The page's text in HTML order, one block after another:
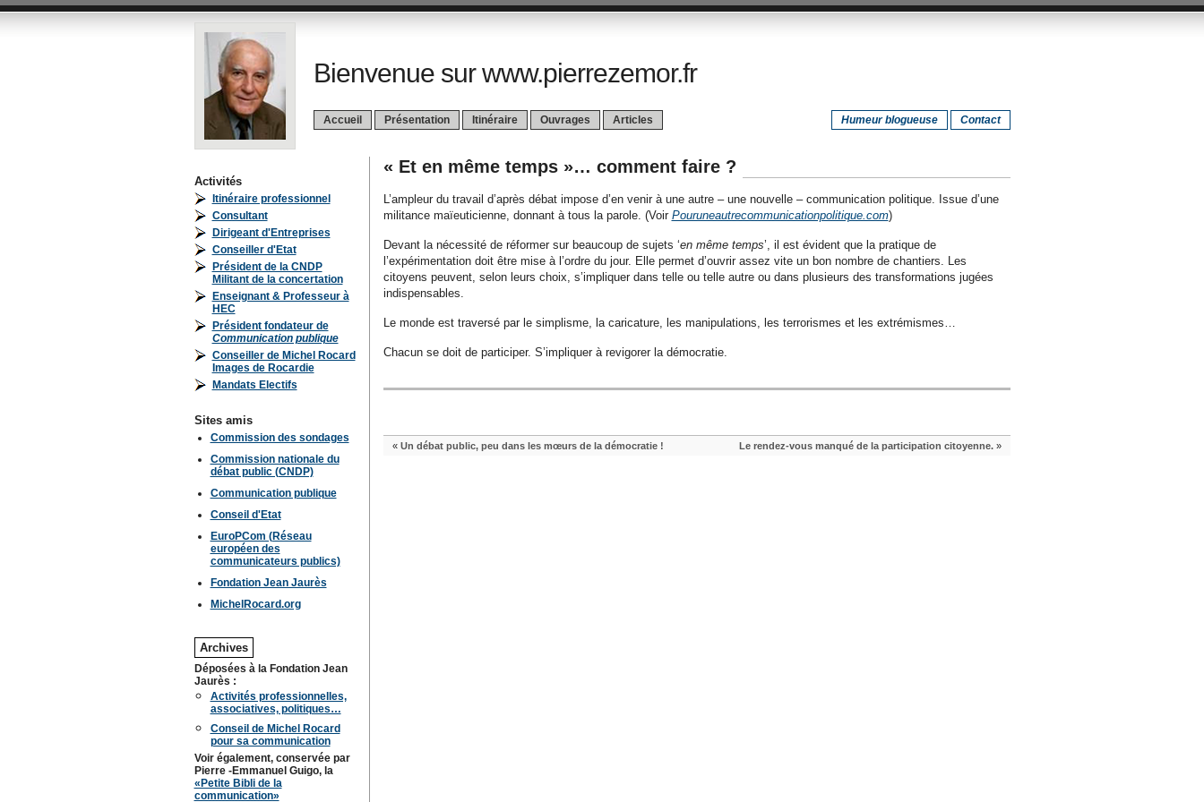
Bienvenue sur www.pierrezemor.fr
Accueil Présentation Itinéraire Ouvrages Articles Humeur blogueuse Contact
« Et en même temps »… comment faire ?
L’ampleur du travail d’après débat impose d’en venir à une autre – une nouvelle – communication politique. Issue d’une
militance maïeuticienne, donnant à tous la parole. (Voir Pouruneautrecommunicationpolitique.com)
Devant la nécessité de réformer sur beaucoup de sujets ‘en même temps’, il est évident que la pratique de
l’expérimentation doit être mise à l’ordre du jour. Elle permet d’ouvrir assez vite un bon nombre de chantiers. Les
citoyens peuvent, selon leurs choix, s’impliquer dans telle ou telle autre ou dans plusieurs des transformations jugées
indispensables.
Le monde est traversé par le simplisme, la caricature, les manipulations, les terrorismes et les extrémismes…
Chacun se doit de participer. S’impliquer à revigorer la démocratie.
« Un débat public, peu dans les mœurs de la démocratie ! Le rendez-vous manqué de la participation citoyenne.»
Activités
Itinéraire professionnel
Consultant
Dirigeant d'Entreprises
Conseiller d'Etat
Président de la CNDP
Militant de la concertation
Enseignant & Professeur à
HEC
Président fondateur de
Communication publique
Conseiller de Michel Rocard
Images de Rocardie
Mandats Electifs
Sites amis
Commission des sondages
Commission nationale du
débat public (CNDP)
Communication publique
Conseil d'Etat
EuroPCom (Réseau
européen des
communicateurs publics)
Fondation Jean Jaurès
MichelRocard.org
Archives
Déposées à la Fondation Jean
Jaurès :
Activités professionnelles,
associatives, politiques…
Conseil de Michel Rocard
pour sa communication
Voir également, conservée par
Pierre -Emmanuel Guigo, la
«Petite Bibli de la
communication»